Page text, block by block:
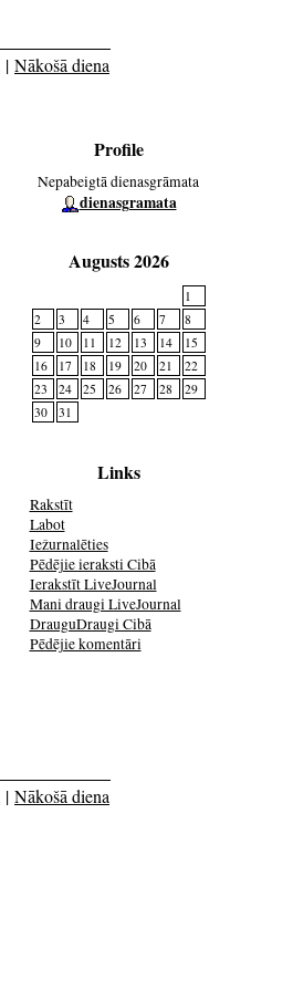
| Nākošā diena
Profile
Nepabeigtā dienasgrāmata
dienasgramata
Augusts 2026
1
2
3 4 5 6 7
8
9
10 11 12 13 14
15
16
17 18 19 20 21
22
23
24 25 26 27 28
29
30
31
Links
Rakstīt
Labot
Iežurnalēties
Pēdējie ieraksti Cibā
Ierakstīt LiveJournal
Mani draugi LiveJournal
DrauguDraugi Cibā
Pēdējie komentāri
| Nākošā diena